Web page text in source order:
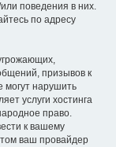
поведения в них.
по адресу
призывов к
могут нарушить
услуги хостинга
право.
к вашему
ваш провайдер